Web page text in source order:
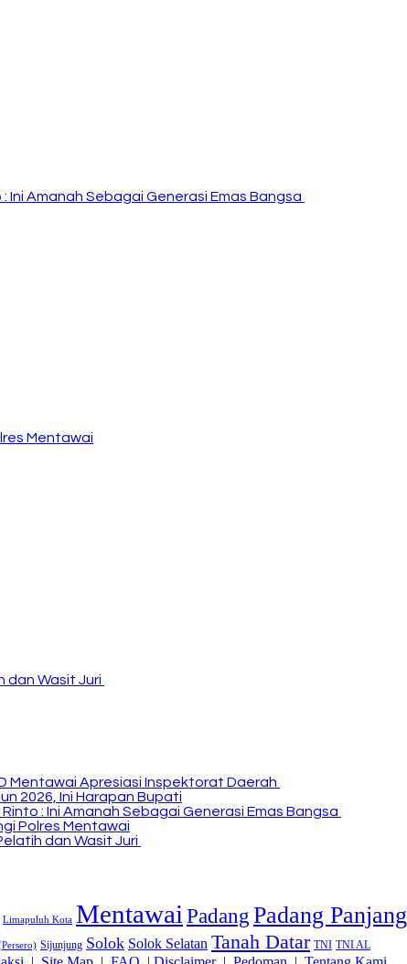
Ini Amanah Sebagai Generasi Emas Bangsa
Mentawai
dan Wasit Juri
Mentawai Apresiasi Inspektorat Daerah
2026, Ini Harapan Bupati
: Ini Amanah Sebagai Generasi Emas Bangsa
Polres Mentawai
dan Wasit Juri
Limapuluh Kota Mentawai PadangPadang Panjang
Sijunjung Solok Solok Selatan Tanah Datar TNI TNI AL